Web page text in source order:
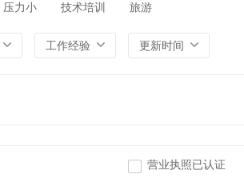
压力小 技术培训 旅游
工作经验 更新时间
营业执照已认证